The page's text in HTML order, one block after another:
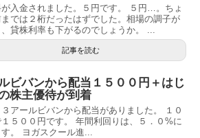
入金されました。５円です。 ５円…。ちょ
までは２桁だったはずでした。相場の調子が
貸株利率も下がるのでしょうか。 ...
記事を読む
ビバンから配当１５００円＋はじ
株主優待が到着
３アールビバンから配当がありました。 １０
１５００円です。 年間利回りは、５．０%に
。 ヨガスクール進...